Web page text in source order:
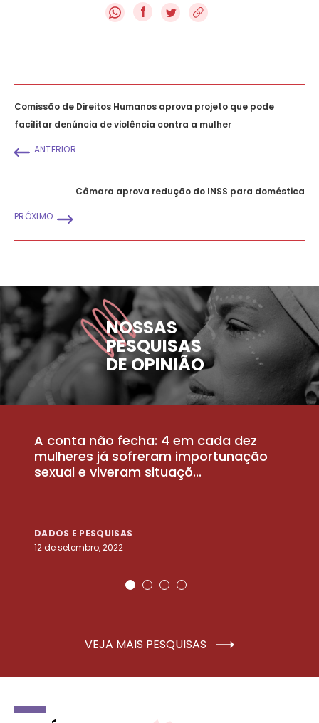
f
Comissão de Direitos Humanos aprova projeto que pode
facilitar denúncia de violência contra a mulher
ANTERIOR
Câmara aprova redução do INSS para doméstica
PRÓXIMO
NOSSAS
PESQUISAS
DE OPINIÃO
A conta não fecha: 4 em cada dez
mulheres já sofreram importunação
sexual e viveram situaçõ...
DADOS E PESQUISAS
12 de setembro, 2022
VEJA MAIS PESQUISAS